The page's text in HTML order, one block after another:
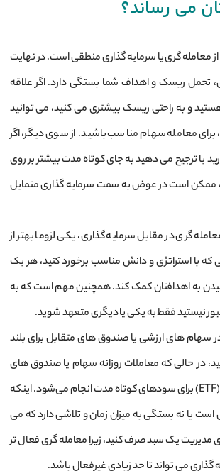
می رساند؟
از معامله گری یا سرمایه گذاری منطقی است، در نهایت
تحمل ریسک و اهداف شما بستگی دارد. اگر علاقه
و به راحتی ریسک بیشتری می کنید، می توانید
برای معامله سهام مناسب باشید. از سوی دیگر، اگر
یا ترجیح می ‌دهید به جای کوتاه ‌مدت بیشتر بر روی
ممکن است در عوض به سمت سرمایه ‌گذاری متمایل
گری در مقابل سرمایه گذاری، یکی لزوما بهتر از
با استراتژی و دانش مناسب برخورد کنید، هر یک
به اهدافتان کمک کند. همچنین مهم است که به
نیستید فقط به یکی یا دیگری متعهد شوید.
سهام ‌های ارزشی یا صندوق‌ های متقابل برای بلند
در حالی که معاملات روزانه سهام یا صندوق ‌های
قابل معامله در بورس (ETF) برای سودهای کوتاه‌ مدت انجام می‌شود. اینکه
است یا نه بستگی به میزان زمان و تلاشی دارد که می
مدیریت یک سبد صرف کنید، زیرا معامله گری فعال ‌تر
می‌ تواند تا حد زیادی غیرفعال باشد.